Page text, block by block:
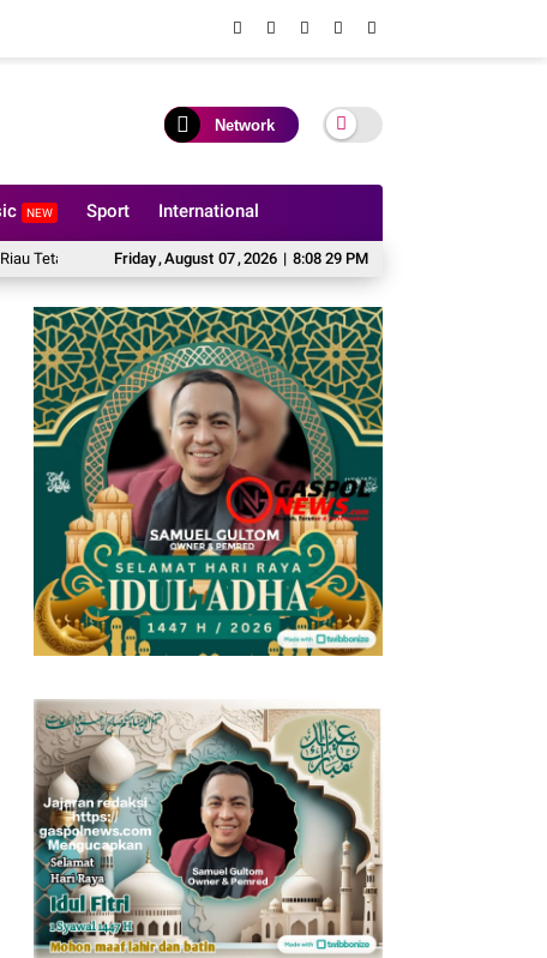
Network
NEW Sport International
Friday,August 07,2026 | 8:08 31 PM
9 Tersangka Korupsi Dana PI 10% Pertamina Hulu Rokan